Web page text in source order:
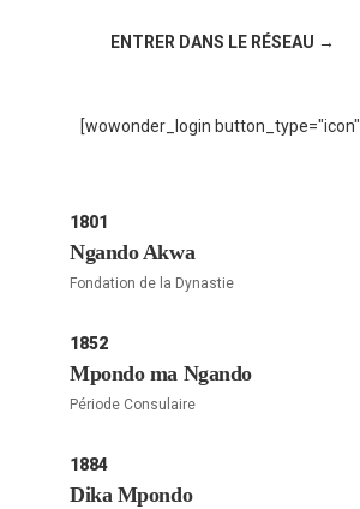
ENTRER DANS LE RÉSEAU →
[wowonder_login button_type="icon"]
1801
Ngando Akwa
Fondation de la Dynastie
1852
Mpondo ma Ngando
Période Consulaire
1884
Dika Mpondo